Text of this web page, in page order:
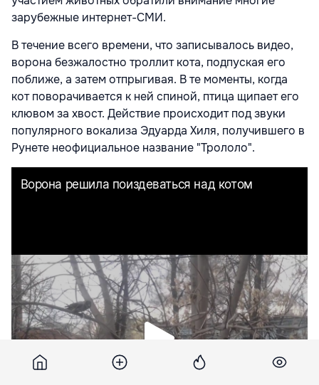
зарубежные интернет-СМИ.
В течение всего времени, что записывалось видео,
ворона безжалостно троллит кота, подпуская его
поближе, а затем отпрыгивая. В те моменты, когда
кот поворачивается к ней спиной, птица щипает его
клювом за хвост. Действие происходит под звуки
популярного вокализа Эдуарда Хиля, получившего в
Рунете неофициальное название "Трололо".